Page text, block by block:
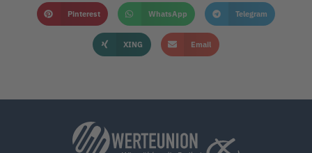
Pinterest WhatsApp Telegram
XING Email